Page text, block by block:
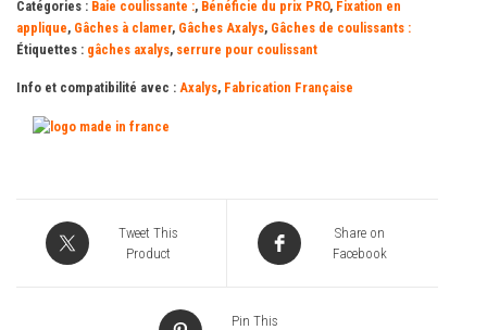
Catégories : Baie coulissante :, Bénéficie du prix PRO, Fixation en
applique, Gâches à clamer, Gâches Axalys, Gâches de coulissants :
Étiquettes : gâches axalys, serrure pour coulissant
Info et compatibilité avec : Axalys, Fabrication Française
Tweet This
Product
Share on
Facebook
Pin This